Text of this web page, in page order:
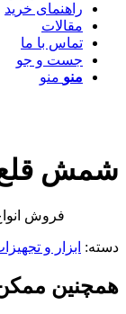
راهنمای خرید
مقالات
تماس با ما
جست و جو
منو منو
شمش
فروش
دسته: ابزار و
همچنین